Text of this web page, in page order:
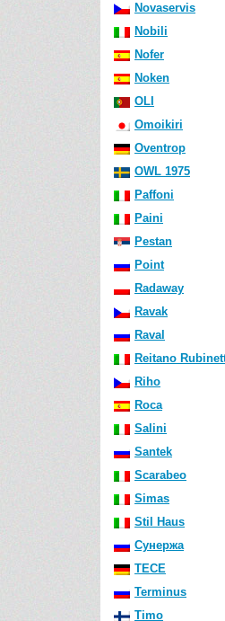
Novaservis
Nobili
Nofer
Noken
OLI
Omoikiri
Oventrop
OWL 1975
Paffoni
Paini
Pestan
Point
Radaway
Ravak
Raval
Reitano
Riho
Roca
Salini
Santek
Scarabeo
Simas
Stil Haus
Сунержа
TECE
Terminus
Timo